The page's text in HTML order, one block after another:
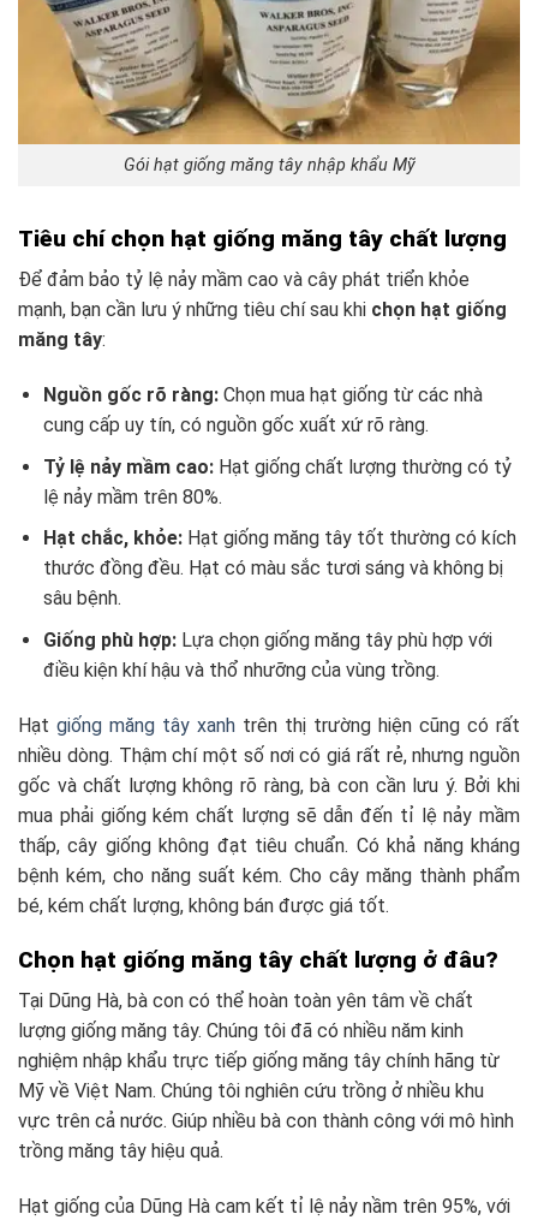
Gói hạt giống măng tây nhập khẩu Mỹ
Tiêu chí chọn hạt giống măng tây chất lượng
Để đảm bảo tỷ lệ nảy mầm cao và cây phát triển khỏe
mạnh, bạn cần lưu ý những tiêu chí sau khi chọn hạt giống
măng tây:
Nguồn gốc rõ ràng:Chọn mua hạt giống từ các nhà
cung cấp uy tín, có nguồn gốc xuất xứ rõ ràng.
Tỷ lệ nảy mầm cao:Hạt giống chất lượng thường có tỷ
lệ nảy mầm trên 80%.
Hạt chắc, khỏe:Hạt giống măng tây tốt thường có kích
thước đồng đều. Hạt có màu sắc tươi sáng và không bị
sâu bệnh.
Giống phù hợp:Lựa chọn giống măng tây phù hợp với
điều kiện khí hậu và thổ nhưỡng của vùng trồng.
Hạt giống măng tây xanh trên thị trường hiện cũng có rất
nhiều dòng. Thậm chí một số nơi có giá rất rẻ, nhưng nguồn
gốc và chất lượng không rõ ràng, bà con cần lưu ý. Bởi khi
mua phải giống kém chất lượng sẽ dẫn đến tỉ lệ nảy mầm
thấp, cây giống không đạt tiêu chuẩn. Có khả năng kháng
bệnh kém, cho năng suất kém. Cho cây măng thành phẩm
bé, kém chất lượng, không bán được giá tốt.
Chọn hạt giống măng tây chất lượng ở đâu?
Tại Dũng Hà, bà con có thể hoàn toàn yên tâm về chất
lượng giống măng tây. Chúng tôi đã có nhiều năm kinh
nghiệm nhập khẩu trực tiếp giống măng tây chính hãng từ
Mỹ về Việt Nam. Chúng tôi nghiên cứu trồng ở nhiều khu
vực trên cả nước. Giúp nhiều bà con thành công với mô hình
trồng măng tây hiệu quả.
Hạt giống của Dũng Hà cam kết tỉ lệ nảy nầm trên 95%, với